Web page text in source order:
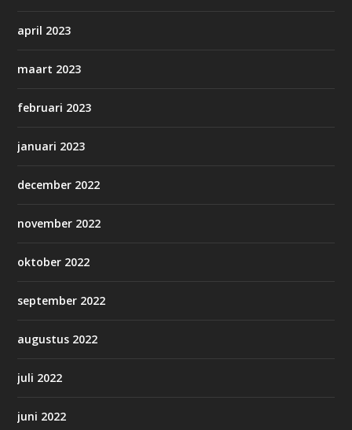
april 2023
maart 2023
februari 2023
januari 2023
december 2022
november 2022
oktober 2022
september 2022
augustus 2022
juli 2022
juni 2022